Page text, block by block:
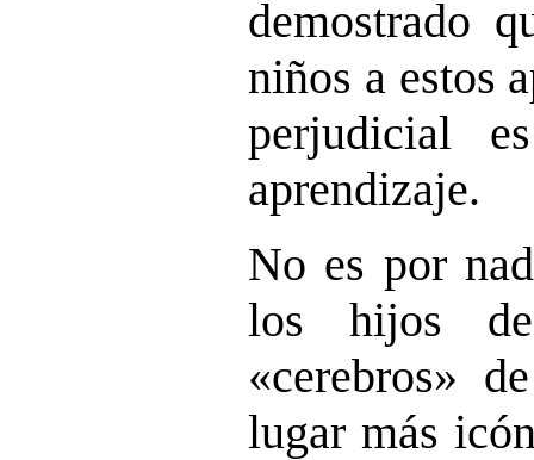
demostrado
niños a estos
perjudicial
aprendizaje.
No es por
los hijos
«cerebros»
lugar más